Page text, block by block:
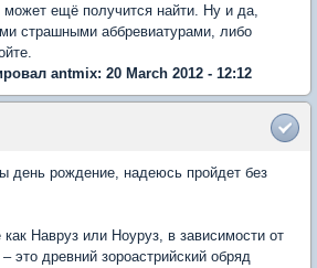
ещё получится найти. Ну и да,
страшными аббревиатурами, либо
antmix: 20 March 2012 - 12:12
день рождение, надеюсь пройдет без
Навруз или Ноуруз, в зависимости от
это древний зороастрийский обряд